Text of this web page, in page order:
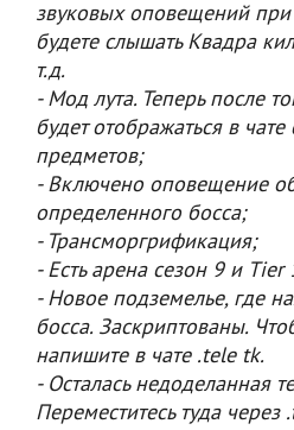
звуковых оповещений при
будете слышать Квадра
т.д.
- Мод лута. Теперь после
будет отображаться в чате
предметов;
- Включено оповещение
определенного босса;
- Трансморгрификация;
- Есть арена сезон 9 и Tier
- Новое подземелье, где
босса. Заскриптованы.
напишите в чате .tele tk.
- Осталась недоделанная
Переместитесь туда через